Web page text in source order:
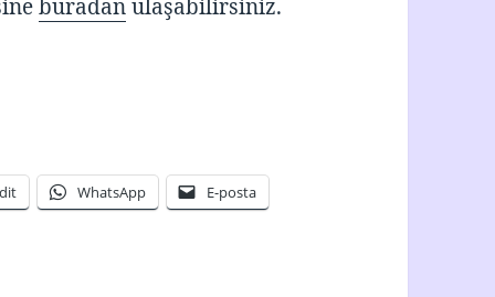
buradanulaşabilirsiniz.
Başlangıç: Ulysses
WhatsApp E-posta